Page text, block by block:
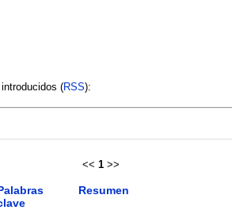
(RSS):
<< 1 >>
Resumen